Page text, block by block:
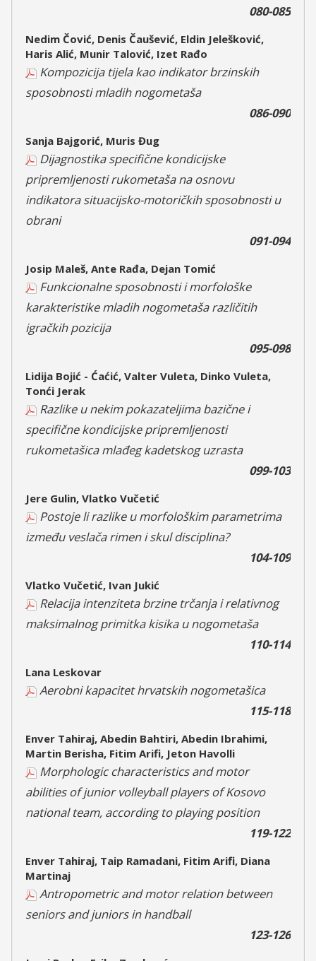
080-085
Nedim Čović, Denis Čaušević, Eldin Jelešković,
Haris Alić, Munir Talović, Izet Rađo
Kompozicija tijela kao indikator brzinskih
sposobnosti mladih nogometaša
086-090
Sanja Bajgorić, Muris Đug
Dijagnostika specifične kondicijske
pripremljenosti rukometaša na osnovu
indikatora situacijsko-motoričkih sposobnosti u
obrani
091-094
Josip Maleš, Ante Rađa, Dejan Tomić
Funkcionalne sposobnosti i morfološke
karakteristike mladih nogometaša različitih
igračkih pozicija
095-098
Lidija Bojić - Ćaćić, Valter Vuleta, Dinko Vuleta,
Tonći Jerak
Razlike u nekim pokazateljima bazične i
specifične kondicijske pripremljenosti
rukometašica mlađeg kadetskog uzrasta
099-103
Jere Gulin, Vlatko Vučetić
Postoje li razlike u morfološkim parametrima
između veslača rimen i skul disciplina?
104-109
Vlatko Vučetić, Ivan Jukić
Relacija intenziteta brzine trčanja i relativnog
maksimalnog primitka kisika u nogometaša
110-114
Lana Leskovar
Aerobni kapacitet hrvatskih nogometašica
115-118
Enver Tahiraj, Abedin Bahtiri, Abedin Ibrahimi,
Martin Berisha, Fitim Arifi, Jeton Havolli
Morphologic characteristics and motor
abilities of junior volleyball players of Kosovo
national team, according to playing position
119-122
Enver Tahiraj, Taip Ramadani, Fitim Arifi, Diana
Martinaj
Antropometric and motor relation between
seniors and juniors in handball
123-126